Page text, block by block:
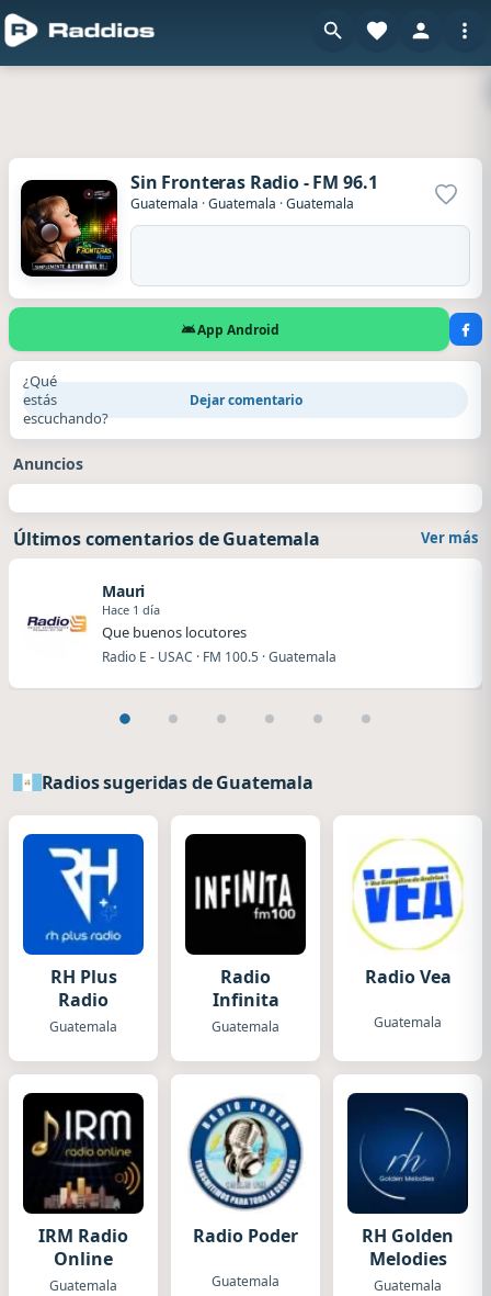
Sin Fronteras Radio - FM 96.1
Guatemala ·Guatemala ·Guatemala
App Android
¿Qué
estás
escuchando?
Dejar comentario
Anuncios
Últimos comentarios de Guatemala Ver más
Mauri
Hace 1 día
Que buenos locutores
Radio E - USAC · FM 100.5 · Guatemala
Radios sugeridas de Guatemala
RH Plus
Radio
Guatemala
Radio
Infinita
Guatemala
Radio Vea
Guatemala
IRM Radio
Online
Guatemala
Radio Poder
Guatemala
RH Golden
Melodies
Guatemala